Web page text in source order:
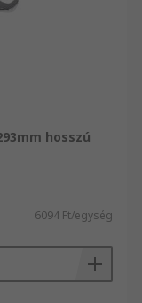
hosszú
6094 Ft/egység